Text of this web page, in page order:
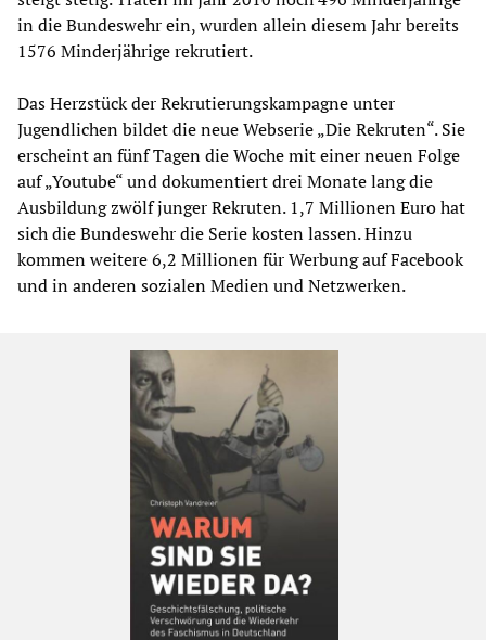
in die Bundeswehr ein, wurden allein diesem Jahr bereits
1576 Minderjährige rekrutiert.
Das Herzstück der Rekrutierungskampagne unter
Jugendlichen bildet die neue Webserie „Die Rekruten“. Sie
erscheint an fünf Tagen die Woche mit einer neuen Folge
auf „Youtube“ und dokumentiert drei Monate lang die
Ausbildung zwölf junger Rekruten. 1,7 Millionen Euro hat
sich die Bundeswehr die Serie kosten lassen. Hinzu
kommen weitere 6,2 Millionen für Werbung auf Facebook
und in anderen sozialen Medien und Netzwerken.